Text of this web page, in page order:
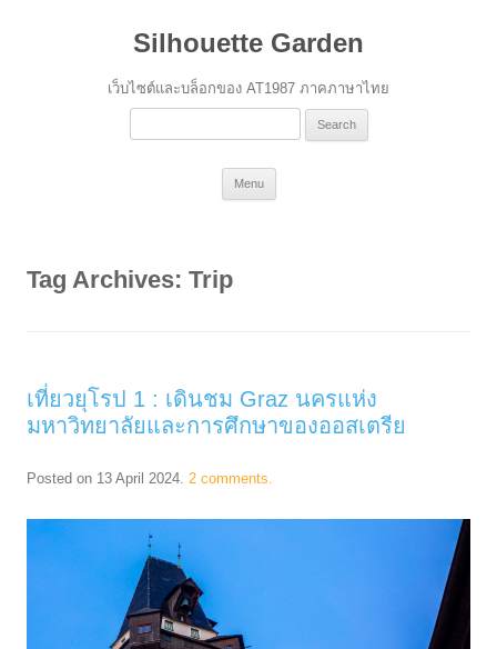
Silhouette Garden
เว็บไซต์และบล็อกของ AT1987 ภาคภาษาไทย
Search
Menu
Tag Archives: Trip
เที่ยวยุโรป 1 : เดินชม Graz นครแห่ง
มหาวิทยาลัยและการศึกษาของออสเตรีย
Posted on 13 April 2024. 2 comments.